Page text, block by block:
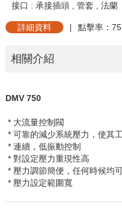
接口 : 承接插頭, 管套 , 法蘭
詳細資料 | 點擊率：
相關介紹
DMV 750
* 大流量控制閥
* 可靠的減少系統壓力，使其
* 連續，低振動控制
* 對設定壓力重現性高
* 壓力調節簡便，任何時候均
* 壓力設定範圍寬